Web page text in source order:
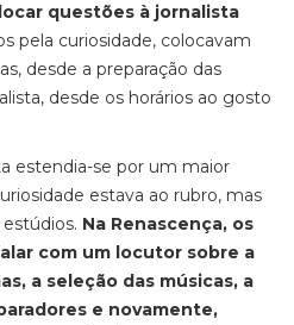
questões à jornalista
pela curiosidade, colocavam
desde a preparação das
desde os horários ao gosto
estendia-se por um maior
estava ao rubro, mas
Na Renascença, os
com um locutor sobre a
a seleção das músicas, a
e novamente,